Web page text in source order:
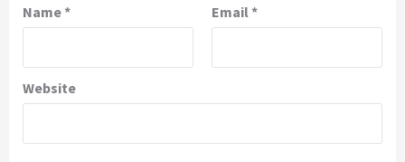
Name* Email *
Website